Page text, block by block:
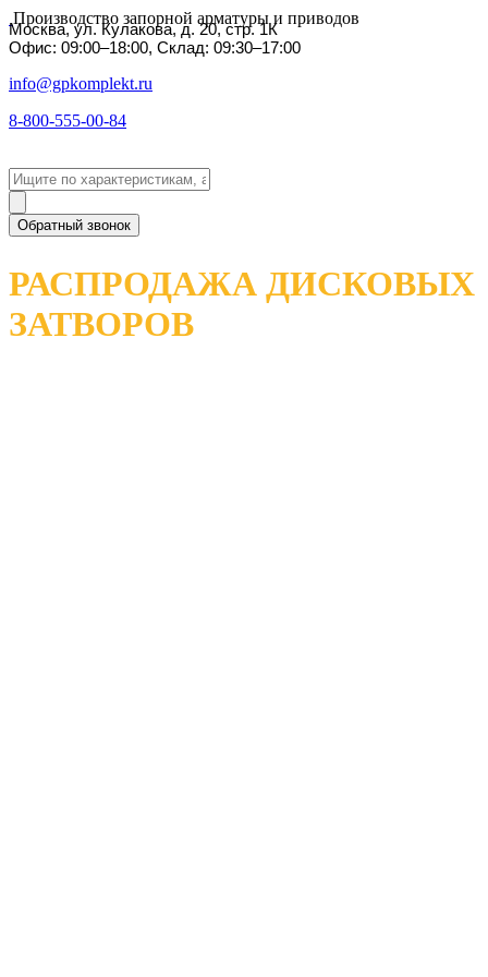
Производство запорной арматуры и приводов
Москва, ул. Кулакова, д. 20, стр. 1К
Офис: 09:00–18:00, Склад: 09:30–17:00
info@gpkomplekt.ru
8-800-555-00-84
Обратный звонок
РАСПРОДАЖА ДИСКОВЫХ
ЗАТВОРОВ